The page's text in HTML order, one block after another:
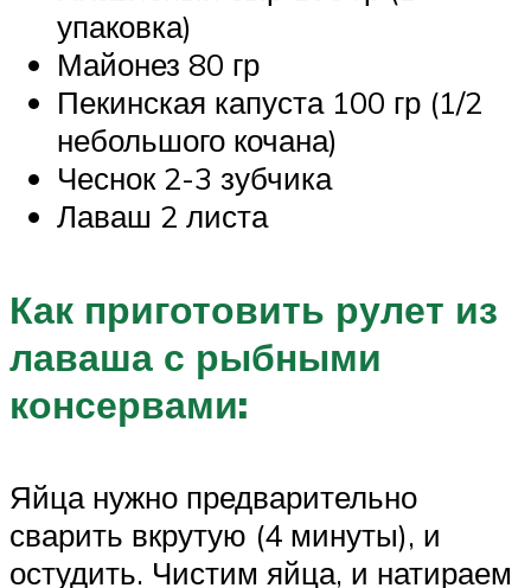
упаковка)
Майонез 80 гр
Пекинская капуста 100 гр (1/2
небольшого кочана)
Чеснок 2-3 зубчика
Лаваш 2 листа
Как приготовить рулет из
лаваша с рыбными
консервами:
Яйца нужно предварительно
сварить вкрутую (4 минуты), и
остудить. Чистим яйца, и натираем